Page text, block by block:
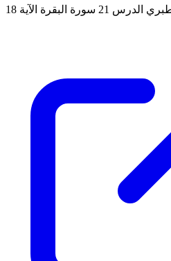
البقرة الآية 18